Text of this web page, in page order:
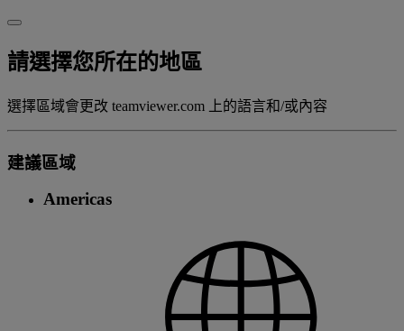
請選擇您所在的地區
選擇區域會更改 teamviewer.com 上的語言和/或內容
建議區域
Americas